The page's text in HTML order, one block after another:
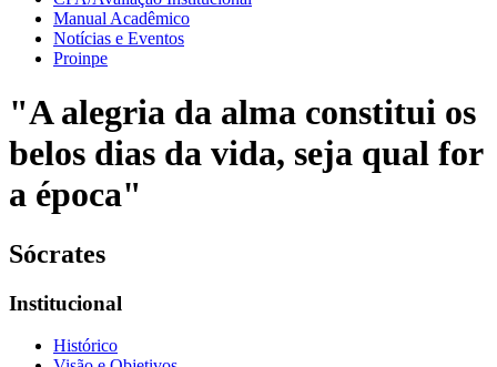
Manual Acadêmico
Notícias e Eventos
Proinpe
"A alegria da alma constitui os
belos dias da vida, seja qual for
a época"
Sócrates
Institucional
Histórico